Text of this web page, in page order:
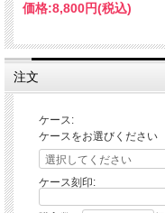
価格:8,800円(税込)
注文
ケース:
ケースをお選びください
ケース刻印: